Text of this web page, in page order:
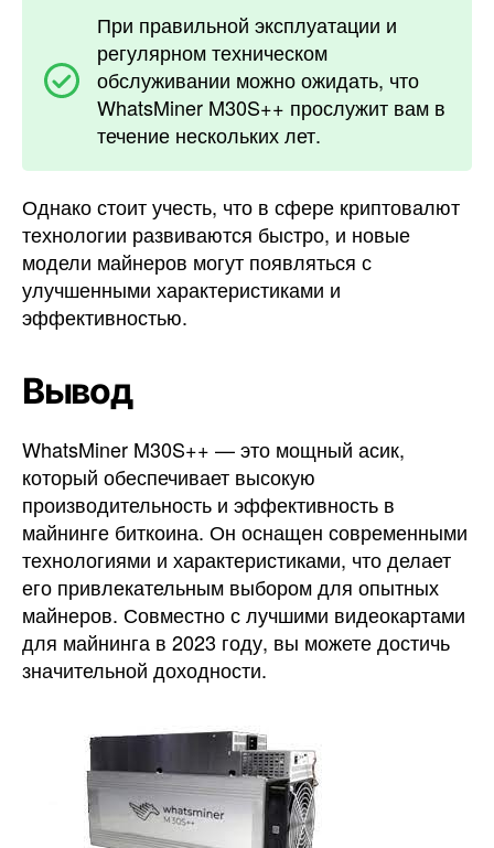
При правильной эксплуатации и
регулярном техническом
обслуживании можно ожидать, что
WhatsMiner M30S++ прослужит вам в
течение нескольких лет.
Однако стоит учесть, что в сфере криптовалют
технологии развиваются быстро, и новые
модели майнеров могут появляться с
улучшенными характеристиками и
эффективностью.
Вывод
WhatsMiner M30S++ — это мощный асик,
который обеспечивает высокую
производительность и эффективность в
майнинге биткоина. Он оснащен современными
технологиями и характеристиками, что делает
его привлекательным выбором для опытных
майнеров. Совместно с лучшими видеокартами
для майнинга в 2023 году, вы можете достичь
значительной доходности.